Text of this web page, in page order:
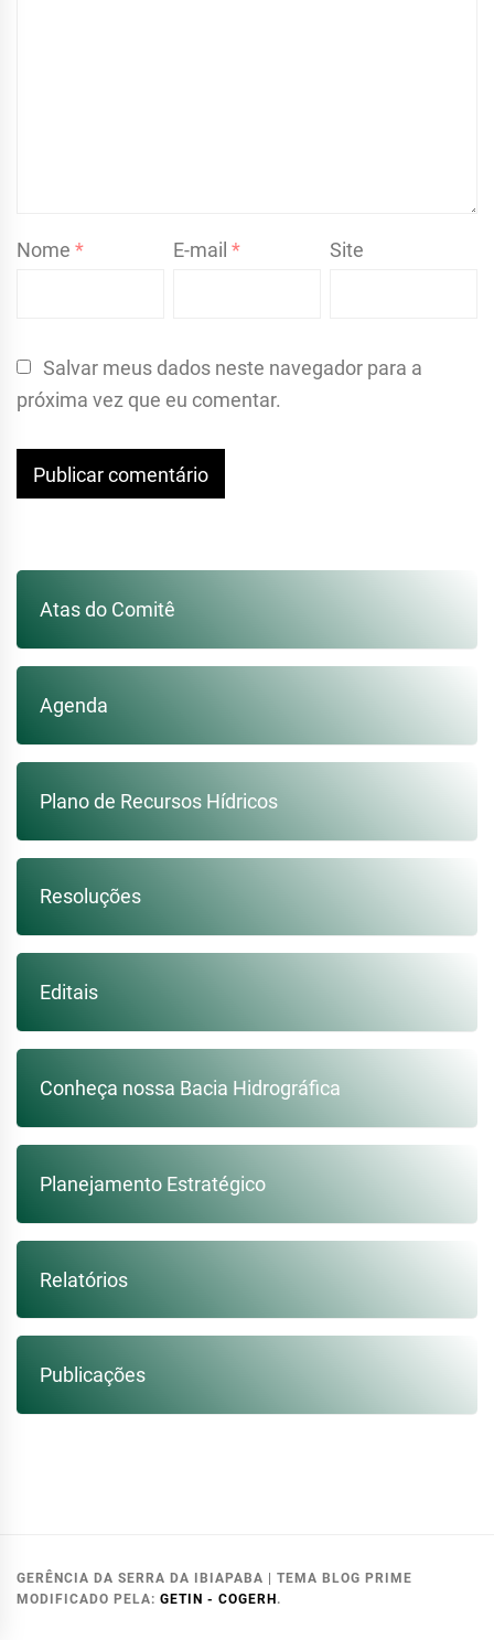
Nome * E-mail* Site
Salvar meus dados neste navegador para a
próxima vez que eu comentar.
Atas do Comitê
Agenda
Plano de Recursos Hídricos
Resoluções
Editais
Conheça nossa Bacia Hidrográfica
Planejamento Estratégico
Relatórios
Publicações
GERÊNCIA DA SERRA DA IBIAPABA
TEMA BLOG PRIME
MODIFICADO PELA: GETIN - COGERH .